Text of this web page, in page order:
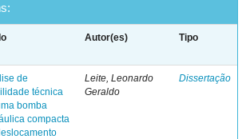
Autor(es) Tipo
de
técnica
bomba
compacta
Leite, Leonardo
Geraldo
Dissertação